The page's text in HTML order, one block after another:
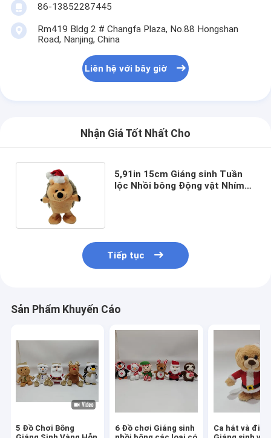
86-13852287445
Rm419 Bldg 2 # Changfa Plaza, No.88 Hongshan
Road, Nanjing, China
Liên hệ với bây giờ
Nhận Giá Tốt Nhất Cho
5,91in 15cm Giáng sinh Tuần
lộc Nhồi bông Động vật Nhím
Tiếp tục
Sản Phẩm Khuyến Cáo
5 Đồ Chơi Bông
6 Đồ chơi Giáng sinh
Ca hát và đi